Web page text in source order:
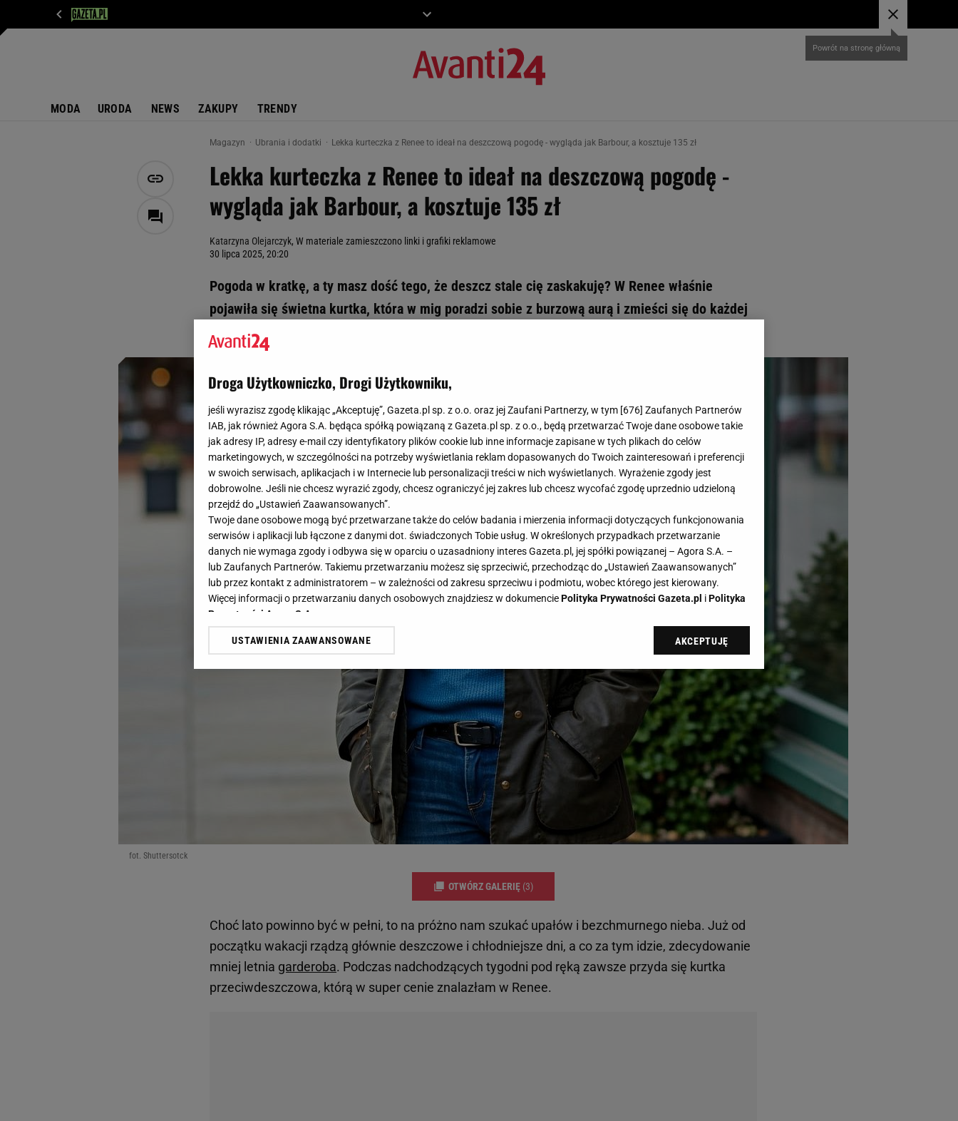
Powrót na stronę główną
MODA URODA NEWS ZAKUPY TRENDY
Magazyn Ubrania i dodatki Lekka kurteczka z Renee to ideał na deszczową pogodę - wygląda jak Barbour, a kosztuje 135 zł
Lekka kurteczka z Renee to ideał na deszczową pogodę -
wygląda jak Barbour, a kosztuje 135 zł
Katarzyna Olejarczyk, W materiale zamieszczono linki i grafiki reklamowe
30 lipca 2025, 20:20
Pogoda w kratkę, a ty masz dość tego, że deszcz stale cię zaskakuję? W Renee właśnie
pojawiła się świetna kurtka, która w mig poradzi sobie z burzową aurą i zmieści się do każdej
torebki. Zachwyca wykonaniem i super ceną.
fot. Shuttersotck
OTWÓRZ GALERIĘ (3)
Choć lato powinno być w pełni, to na próżno nam szukać upałów i bezchmurnego nieba. Już od
początku wakacji rządzą głównie deszczowe i chłodniejsze dni, a co za tym idzie, zdecydowanie
mniej letnia garderoba. Podczas nadchodzących tygodni pod ręką zawsze przyda się kurtka
przeciwdeszczowa, którą w super cenie znalazłam w Renee.
Droga Użytkowniczko, Drogi Użytkowniku,
jeśli wyrazisz zgodę klikając „Akceptuję”, Gazeta.pl sp. z o.o. oraz jej Zaufani Partnerzy, w tym [676] Zaufanych Partnerów
IAB, jak również Agora S.A. będąca spółką powiązaną z Gazeta.pl sp. z o.o., będą przetwarzać Twoje dane osobowe takie
jak adresy IP, adresy e-mail czy identyfikatory plików cookie lub inne informacje zapisane w tych plikach do celów
marketingowych, w szczególności na potrzeby wyświetlania reklam dopasowanych do Twoich zainteresowań i preferencji
w swoich serwisach, aplikacjach i w Internecie lub personalizacji treści w nich wyświetlanych. Wyrażenie zgody jest
dobrowolne. Jeśli nie chcesz wyrazić zgody, chcesz ograniczyć jej zakres lub chcesz wycofać zgodę uprzednio udzieloną
przejdź do „Ustawień Zaawansowanych”.
Twoje dane osobowe mogą być przetwarzane także do celów badania i mierzenia informacji dotyczących funkcjonowania
serwisów i aplikacji lub łączone z danymi dot. świadczonych Tobie usług. W określonych przypadkach przetwarzanie
danych nie wymaga zgody i odbywa się w oparciu o uzasadniony interes Gazeta.pl, jej spółki powiązanej – Agora S.A. –
lub Zaufanych Partnerów. Takiemu przetwarzaniu możesz się sprzeciwić, przechodząc do „Ustawień Zaawansowanych”
lub przez kontakt z administratorem – w zależności od zakresu sprzeciwu i podmiotu, wobec którego jest kierowany.
Więcej informacji o przetwarzaniu danych osobowych znajdziesz w dokumenciePolityka Prywatności Gazeta.pl iPolityka
Prywatności Agora S.A.
Klikając „Akceptuję” wyrażasz też zgodę na zainstalowanie i przechowywanie plików cookie Gazeta.pl sp. z o.o., jej
dotyczące plików cookie, wywołując narzędzie do zarządzania twoimi preferencjami dot. przetwarzania danych poprzez
odnośnik „Ustawienia prywatności ” w stopce serwisu i przechodząc do „Ustawień Zaawansowanych”. Zmiana ustawień
plików cookie możliwa jest także za pomocą ustawień przeglądarki.
My, nasi Zaufani Partnerzy i Agora S.A. możemy przetwarzać dane osobowe w następujących celach:
Użycie dokładnych danych geolokalizacyjnych. Aktywne skanowanie charakterystyki urządzenia do celów identyfikacji.
Przechowywanie informacji na urządzeniu lub dostęp do nich. Spersonalizowane reklamy i treści, pomiar reklam i treści,
badnie odbiorców i ulepszanie usług.
Lista Zaufanych Partnerów
USTAWIENIA ZAAWANSOWANE AKCEPTUJĘ